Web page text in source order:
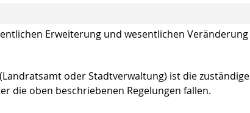
Erweiterung und wesentlichen Veränderung
oder Stadtverwaltung) ist die zuständige
die oben beschriebenen Regelungen fallen.